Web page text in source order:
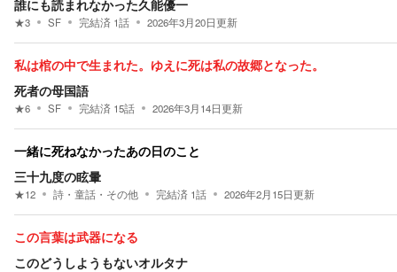
誰にも読まれなかった久能優一
★3 SF 完結済 1話 2026年3月20日更新
私は棺の中で生まれた。ゆえに死は私の故郷となった。
死者の母国語
★6 SF 完結済 15話 2026年3月14日更新
一緒に死ねなかったあの日のこと
三十九度の眩暈
★12 詩・童話・その他 完結済 1話 2026年2月15日更新
この言葉は武器になる
このどうしようもないオルタナ